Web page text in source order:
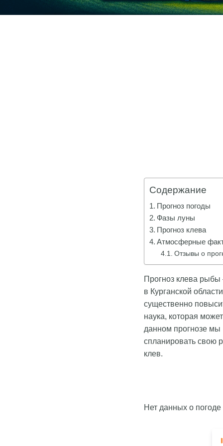
Содержание
Прогноз погоды
Фазы луны
Прогноз клева
Атмосферные
Отзывы о
Прогноз клева
в Курганской
существенно
наука, которая
данном прогнозе
спланировать свою
клев.
Нет данных о